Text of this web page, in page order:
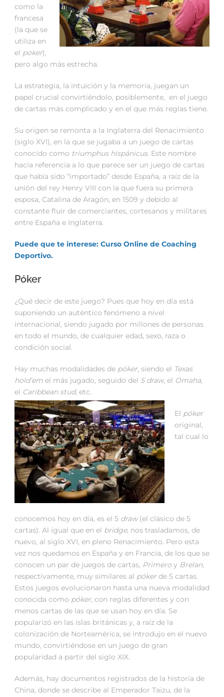
como la
francesa
(la que se
utiliza en
el poker),
pero algo más estrecha.
La estrategia, la intuición y la memoria, juegan un
papel crucial convirtiéndolo, posiblemente, en el juego
de cartas más complicado y en el que más reglas tiene.
Su origen se remonta a la Inglaterra del Renacimiento
(siglo XVI), en la que se jugaba a un juego de cartas
conocido como triumphus hispánicus. Este nombre
hacía referencia a lo que parece ser un juego de cartas
que había sido “importado” desde España, a raíz de la
unión del rey Henry VIII con la que fuera su primera
esposa, Catalina de Aragón, en 1509 y debido al
constante fluir de comerciantes, cortesanos y militares
entre España e Inglaterra.
Puede que te interese: Curso Online de Coaching
Deportivo.
Póker
¿Qué decir de este juego? Pues que hoy en día está
suponiendo un auténtico fenómeno a nivel
internacional, siendo jugado por millones de personas
en todo el mundo, de cualquier edad, sexo, raza o
condición social.
Hay muchas modalidades de póker, siendo el Texas
hold’em el más jugado, seguido del 5 draw, el Omaha,
el Caribbean stud, etc.
El póker
original,
tal cual lo
conocemos hoy en día, es el 5 draw(el clásico de 5
cartas). Al igual que en el bridge, nos trasladamos, de
nuevo, al siglo XVI, en pleno Renacimiento. Pero esta
vez nos quedamos en España y en Francia, de los que se
conocen un par de juegos de cartas, Primero y Brelan,
respectivamente, muy similares al pókerde 5 cartas.
Estos juegos evolucionaron hasta una nueva modalidad
conocida como póker, con reglas diferentes y con
menos cartas de las que se usan hoy en día. Se
popularizó en las islas británicas y, a raíz de la
colonización de Norteamérica, se introdujo en el nuevo
mundo, convirtiéndose en un juego de gran
popularidad a partir del siglo XIX.
Además, hay documentos registrados de la historia de
China, donde se describe al Emperador Taizu, de la